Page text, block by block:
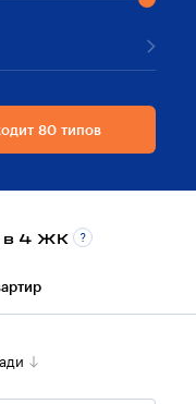
80 типов
в 4 ЖК